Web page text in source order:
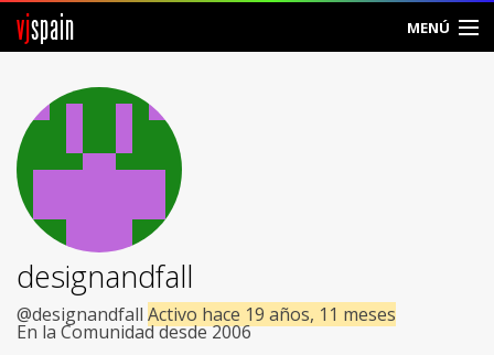
vjspain MENÚ
Foros
Noticias
Vjspain
Ayuda
Contacto
designandfall
@designandfall Activo hace 19 años, 11 meses
En la Comunidad desde 2006